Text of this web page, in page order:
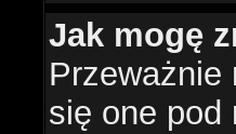
Jak mogę
Przeważnie
się one pod